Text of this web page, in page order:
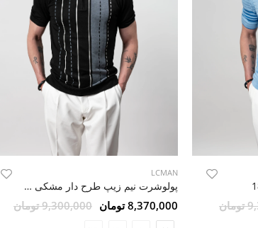
LCMAN
پولوشرت نیم زیپ طرح دار مشکی 58
8,370,000 تومان 9,300,000 تومان